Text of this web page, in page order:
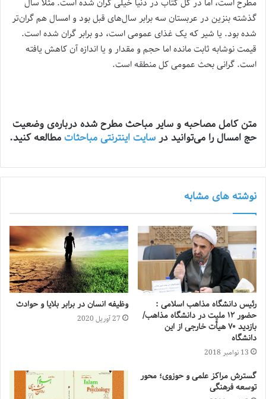
گذشته بنزین در عربستان سه برابر سال‌های قبل بود و امسال هم گران‌تر
شده بود. یا شیر که یک غذای عمومی است، دو برابر گران شده است.
قیمت نوشابه ثابت مانده اما حجم و مقدار و یا اندازه آن کاهش یافته
است. گرانی بحث عمومی کل منطقه است.
متن کامل مصاحبه و سایر مباحث مطرح شده درباره‌ی وضعیت
حج امسال را می‌توانید درسایت اینترنتی مباحثاتمطالعه کنید.
نوشته های مشابه
رئیس دانشگاه مذاهب اسلامی :
حضور ۱۲ ملیت در دانشگاه مذاهب/
بازدید ۷۰ هیأت خارجی از این
دانشگاه
13 نوامبر 2018
وظیفه انسان در برابر بلایا و حوادث
27 آوریل 2020
گسترش مراکز علمی و حوزوی؛ محور
توسعه فرهنگی